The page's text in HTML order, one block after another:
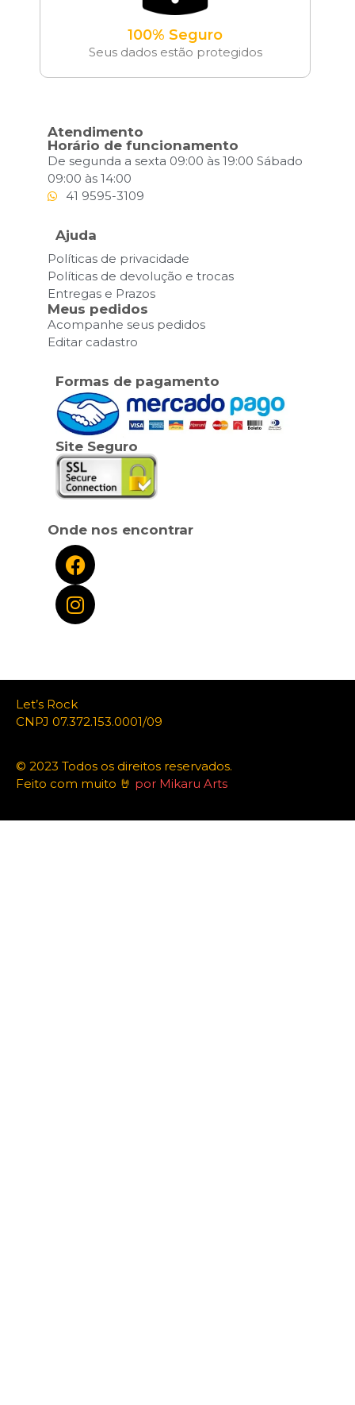
100% Seguro
Seus dados estão protegidos
Atendimento
Horário de funcionamento
De segunda a sexta 09:00 às 19:00 Sábado
09:00 às 14:00
41 9595-3109
Ajuda
Políticas de privacidade
Políticas de devolução e trocas
Entregas e Prazos
Meus pedidos
Acompanhe seus pedidos
Editar cadastro
Formas de pagamento
Site Seguro
Onde nos encontrar
Let’s Rock
CNPJ 07.372.153.0001/09
© 2023 Todos os direitos reservados.
Feito com muito 🤘 por Mikaru Arts